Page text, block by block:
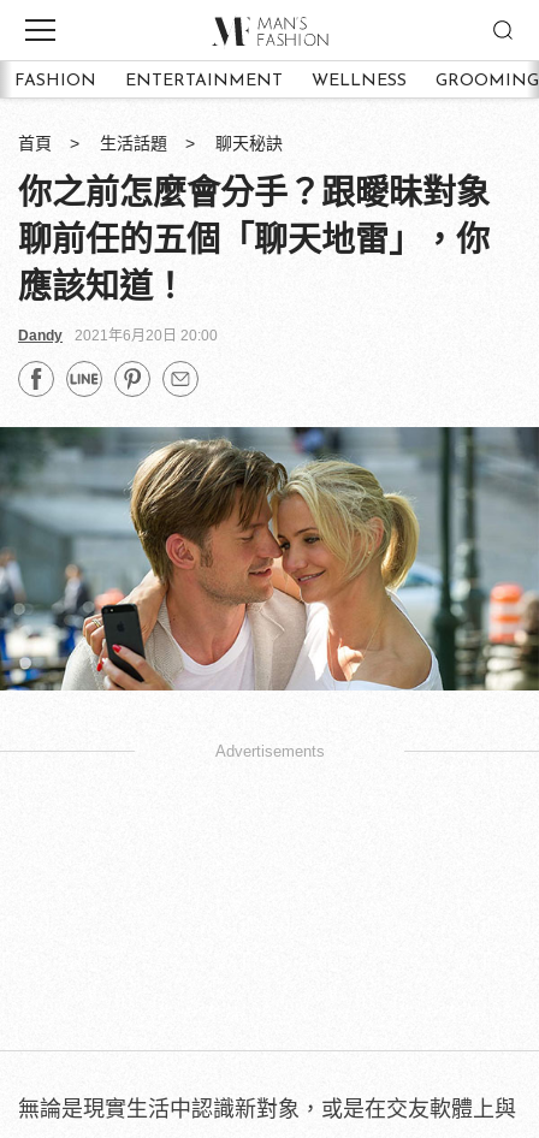
FASHION ENTERTAINMENT WELLNESS GROOMING
首頁 生活話題 聊天秘訣
你之前怎麼會分手？跟曖昧對象
聊前任的五個「聊天地雷」，你
應該知道！
Dandy 2021年6月20日 20:00
Advertisements
無論是現實生活中認識新對象，或是在交友軟體上與